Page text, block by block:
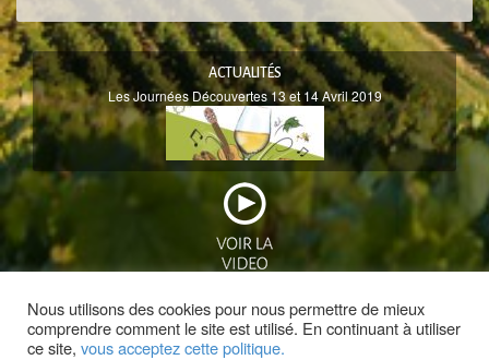
ACTUALITÉS
Les Journées Découvertes 13 et 14 Avril 2019
Nous utilisons des cookies pour nous permettre de mieux
comprendre comment le site est utilisé. En continuant à utiliser
ce site, vous acceptez cette politique.